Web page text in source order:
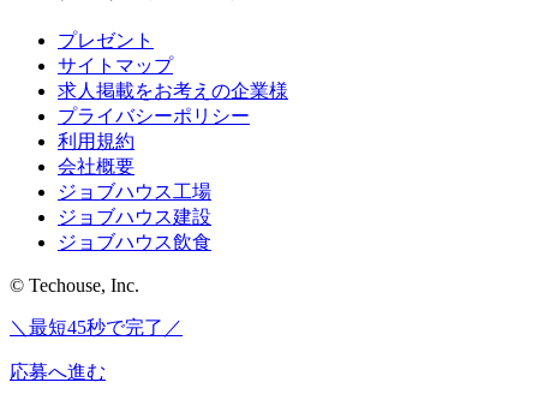
プレゼント
サイトマップ
求人掲載をお考えの企業様
プライバシーポリシー
利用規約
会社概要
ジョブハウス工場
ジョブハウス建設
ジョブハウス飲食
© Techouse, Inc.
＼最短45秒で完了／
応募へ進む